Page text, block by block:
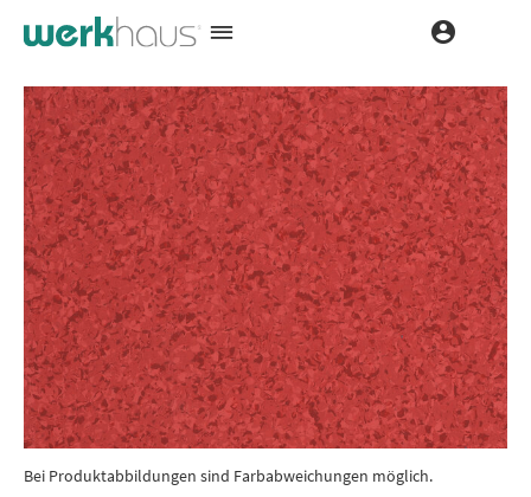
Bei Produktabbildungen sind Farbabweichungen möglich.